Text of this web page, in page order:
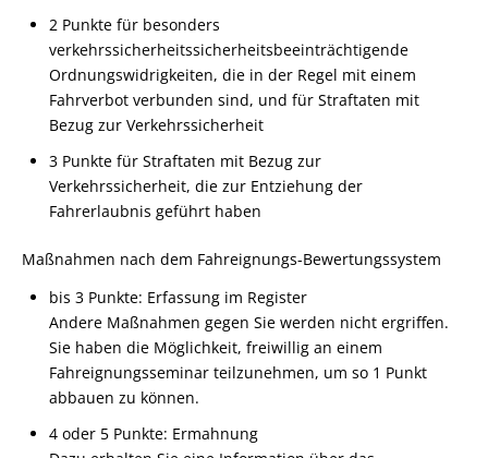
2 Punkte für besonders
verkehrssicherheitssicherheitsbeeinträchtigende
Ordnungswidrigkeiten, die in der Regel mit einem
Fahrverbot verbunden sind, und für Straftaten mit
Bezug zur Verkehrssicherheit
3 Punkte für Straftaten mit Bezug zur
Verkehrssicherheit, die zur Entziehung der
Fahrerlaubnis geführt haben
Maßnahmen nach dem Fahreignungs-Bewertungssystem
bis 3 Punkte: Erfassung im Register
Andere Maßnahmen gegen Sie werden nicht ergriffen.
Sie haben die Möglichkeit, freiwillig an einem
Fahreignungsseminar teilzunehmen, um so 1 Punkt
abbauen zu können.
4 oder 5 Punkte: Ermahnung